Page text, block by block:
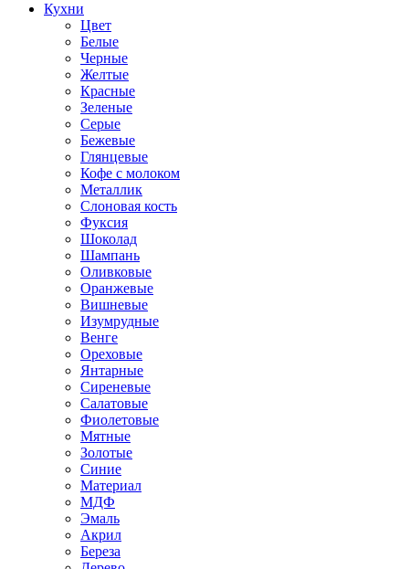
Кухни
Цвет
Белые
Черные
Желтые
Красные
Зеленые
Серые
Бежевые
Глянцевые
Кофе с молоком
Металлик
Слоновая кость
Фуксия
Шоколад
Шампань
Оливковые
Оранжевые
Вишневые
Изумрудные
Венге
Ореховые
Янтарные
Сиреневые
Салатовые
Фиолетовые
Мятные
Золотые
Синие
Материал
МДФ
Эмаль
Акрил
Береза